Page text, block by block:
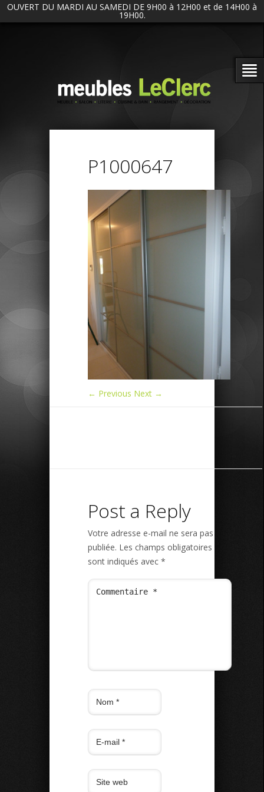
OUVERT DU MARDI AU SAMEDI DE 9H00 à 12H00 et de 14H00 à
19H00.
P1000647
← Previous Next →
Post a Reply
Votre adresse e-mail ne sera pas
publiée. Les champs obligatoires
sont indiqués avec *